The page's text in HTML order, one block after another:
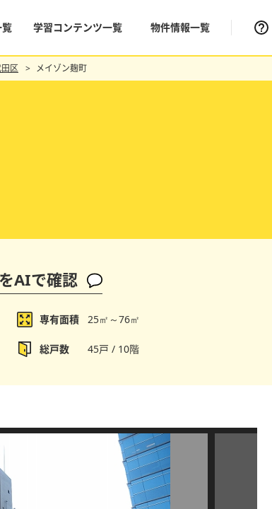
学習コンテンツ一覧 物件情報一覧
区 メイゾン麹町
AIで確認
専有面積 25㎡～76㎡
総戸数 45戸 / 10階